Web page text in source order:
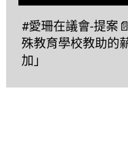
#愛珊在議會-提案
殊教育學校教助的
加」